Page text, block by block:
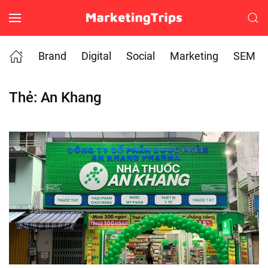
Skip to main content
Brand
Digital Social Marketing SEM
Thẻ: An Khang